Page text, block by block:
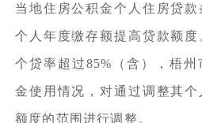
当地住房公积金个人住房贷
个人年度缴存额提高贷款额
个贷率超过85%（含），梧
金使用情况，对通过调整其
额度的范围进行调整。